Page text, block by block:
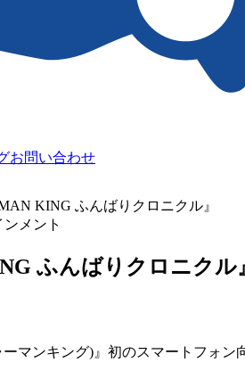
お問い合わせ
KING ふんばりクロニクル』
メント
ふんばりクロニクル
ーマンキング)』初のスマートフォ